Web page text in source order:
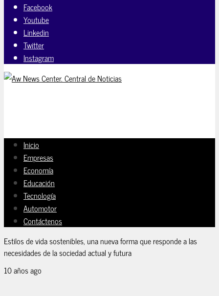
Facebook
Youtube
Linkedin
Twitter
Instagram
Inicio
Empresas
Economía
Educación
Tecnología
Automotor
Contáctenos
Estilos de vida sostenibles, una nueva forma que responde a las
necesidades de la sociedad actual y futura
10 años ago